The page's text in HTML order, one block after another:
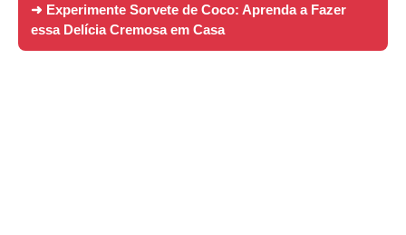
➜ Experimente Sorvete de Coco: Aprenda a Fazer
essa Delícia Cremosa em Casa